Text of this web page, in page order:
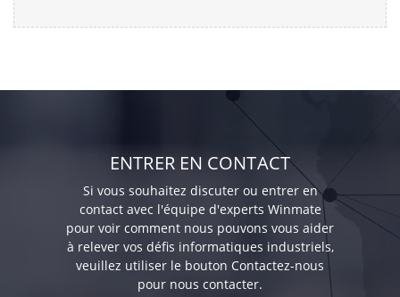
ENTRER EN CONTACT
Si vous souhaitez discuter ou entrer en
contact avec l'équipe d'experts Winmate
pour voir comment nous pouvons vous aider
à relever vos défis informatiques industriels,
veuillez utiliser le bouton Contactez-nous
pour nous contacter.